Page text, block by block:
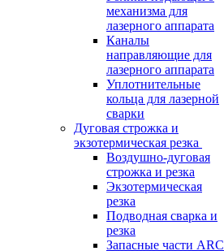
механизма для
лазерного аппарата
Каналы
направляющие для
лазерного аппарата
Уплотнительные
кольца для лазерной
сварки
Дуговая строжка и
экзотермическая резка
Воздушно-дуговая
строжка и резка
Экзотермическая
резка
Подводная сварка и
резка
Запасные части ARC